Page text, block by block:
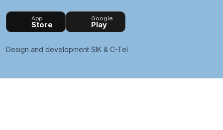
App
Store
Google
Play
Design and development SIK & C-Tel